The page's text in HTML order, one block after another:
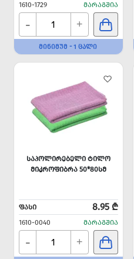
1610-1729 ᲛᲐᲠᲐᲒᲨᲘᲐ
- +
ᲛᲘᲜᲘᲛᲣᲛ - 1 ᲪᲐᲚᲘ
ᲡᲐᲞᲝᲚᲘᲠᲔᲑᲔᲚᲘ ᲢᲘᲚᲝ
ᲛᲘᲙᲠᲝᲤᲘᲑᲠᲐ 50*80ᲡᲛ
ᲤᲐᲡᲘ 8.95 ₾
1610-0040 ᲛᲐᲠᲐᲒᲨᲘᲐ
- +